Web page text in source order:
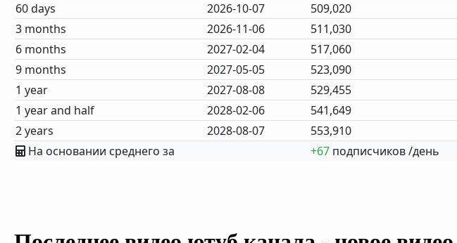
60 days
2026-10-07 509,020
3 months
2026-11-06 511,030
6 months
2027-02-04 517,060
9 months
2027-05-05 523,090
1 year
2027-08-08 529,455
1 year and half
2028-02-06 541,649
2 years
2028-08-07 553,910
На основании среднего за
+67 подписчиков /день